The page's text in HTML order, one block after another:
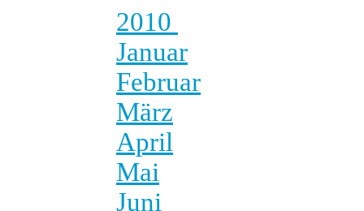
2010
Januar
Februar
März
April
Mai
Juni